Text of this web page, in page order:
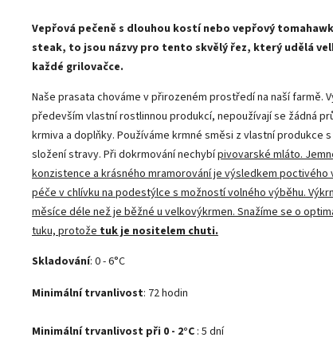
Vepřová pečeně s dlouhou kostí nebo vepřový
steak, to jsou názvy pro tento skvělý řez, který udělá
každé grilovačce.
Naše prasata chováme v přirozeném prostředí na naší farmě.
především vlastní rostlinnou produkcí, nepoužívají se žádná
krmiva a doplňky. Používáme krmné směsi z vlastní produkce
složení stravy. Při dokrmování nechybípivovarské mláto.
konzistence a krásného mramorování je výsledkem poctivého
péče v chlívku na podestýlce s možností volného výběhu.
měsíce déle než je běžné u velkovýkrmen. Snažíme se o
tuku, protože tuk je nositelem chuti.
Skladování: 0 - 6°C
Minimální trvanlivost: 72 hodin
Minimální trvanlivost při 0 - 2°C : 5 dní